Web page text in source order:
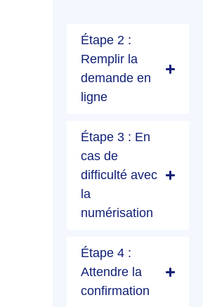
Étape 2 :
Remplir la
demande en
ligne
Étape 3 : En
cas de
difficulté avec
la
numérisation
Étape 4 :
Attendre la
confirmation